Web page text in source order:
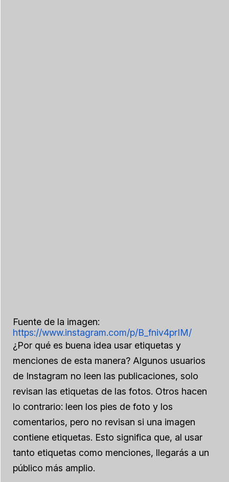
Fuente de la imagen:
https://www.instagram.com/p/B_fniv4prIM/
¿Por qué es buena idea usar etiquetas y
menciones de esta manera? Algunos usuarios
de Instagram no leen las publicaciones, solo
revisan las etiquetas de las fotos. Otros hacen
lo contrario: leen los pies de foto y los
comentarios, pero no revisan si una imagen
contiene etiquetas. Esto significa que, al usar
tanto etiquetas como menciones, llegarás a un
público más amplio.